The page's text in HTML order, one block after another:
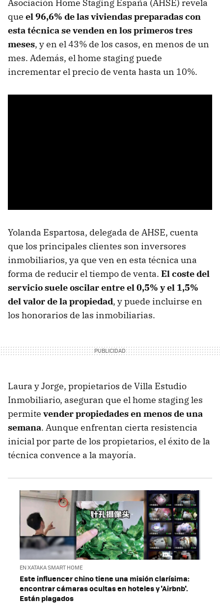
Asociación Home Staging España (AHSE) revela
que el 96,6% de las viviendas preparadas con
esta técnica se venden en los primeros tres
meses, y en el 43% de los casos, en menos de un
mes. Además, el home staging puede
incrementar el precio de venta hasta un 10%.
Yolanda Espartosa, delegada de AHSE, cuenta
que los principales clientes son inversores
inmobiliarios, ya que ven en esta técnica una
forma de reducir el tiempo de venta. El coste del
servicio suele oscilar entre el 0,5% y el 1,5%
del valor de la propiedad, y puede incluirse en
los honorarios de las inmobiliarias.
Laura y Jorge, propietarios de Villa Estudio
Inmobiliario, aseguran que el home staging les
permite vender propiedades en menos de una
semana. Aunque enfrentan cierta resistencia
inicial por parte de los propietarios, el éxito de la
técnica convence a la mayoría.
EN XATAKA SMART HOME
Este influencer chino tiene una misión clarísima:
encontrar cámaras ocultas en hoteles y 'Airbnb'.
Están plagados